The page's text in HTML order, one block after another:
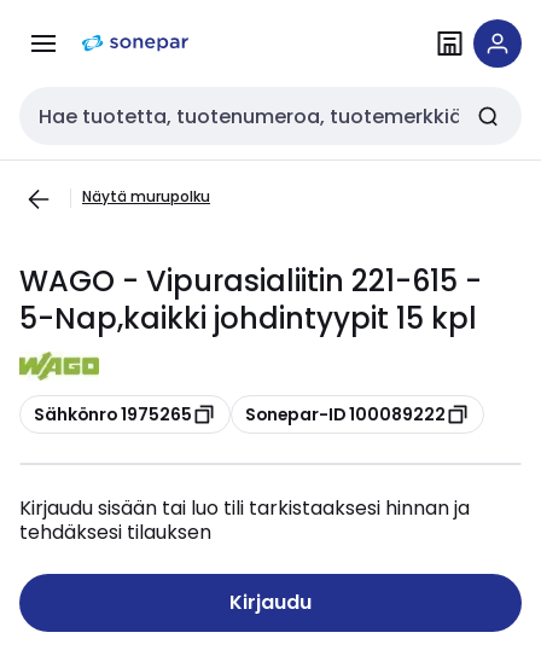
navigointiinsisältöön
Haku
Näytä murupolku
WAGO - Vipurasialiitin 221-615 -
5-Nap,kaikki johdintyypit 15 kpl
Kopioi
Sähkönro 1975265 Kopioi
Sonepar-ID 100089222
Kirjaudu sisään tai luo tili tarkistaaksesi hinnan ja
tehdäksesi tilauksen
Kirjaudu